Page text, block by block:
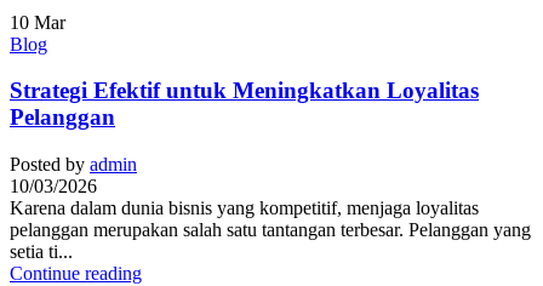
10 Mar
Blog
Strategi Efektif untuk Meningkatkan Loyalitas
Pelanggan
Posted by admin
10/03/2026
Karena dalam dunia bisnis yang kompetitif, menjaga loyalitas
pelanggan merupakan salah satu tantangan terbesar. Pelanggan yang
setia ti...
Continue reading